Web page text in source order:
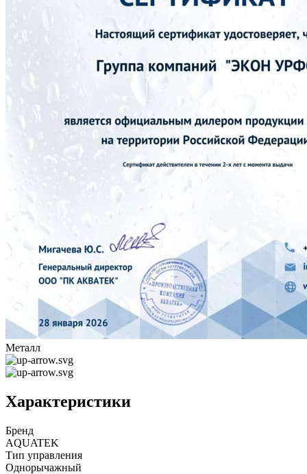
Металл
Характеристики
Бренд
AQUATEK
Тип управления
Однорычажный